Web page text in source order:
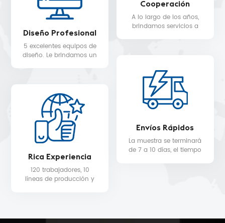
Diseño Profesional
5 excelentes equipos de
diseño. Le brindamos un
Cooperación
A lo largo de los años,
brindamos servicios a
STARBUCKS, DIOR,
Rica Experiencia
120 trabajadores, 10
líneas de producción y
Envíos Rápidos
La muestra se terminará
de 7 a 10 días, el tiempo